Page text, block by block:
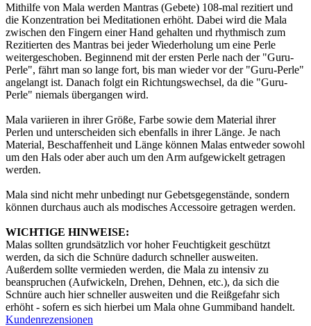
Mithilfe von Mala werden Mantras (Gebete) 108-mal rezitiert und
die Konzentration bei Meditationen erhöht. Dabei wird die Mala
zwischen den Fingern einer Hand gehalten und rhythmisch zum
Rezitierten des Mantras bei jeder Wiederholung um eine Perle
weitergeschoben. Beginnend mit der ersten Perle nach der "Guru-
Perle", fährt man so lange fort, bis man wieder vor der "Guru-Perle"
angelangt ist. Danach folgt ein Richtungswechsel, da die "Guru-
Perle" niemals übergangen wird.
Mala variieren in ihrer Größe, Farbe sowie dem Material ihrer
Perlen und unterscheiden sich ebenfalls in ihrer Länge. Je nach
Material, Beschaffenheit und Länge können Malas entweder sowohl
um den Hals oder aber auch um den Arm aufgewickelt getragen
werden.
Mala sind nicht mehr unbedingt nur Gebetsgegenstände, sondern
können durchaus auch als modisches Accessoire getragen werden.
WICHTIGE HINWEISE:
Malas sollten grundsätzlich vor hoher Feuchtigkeit geschützt
werden, da sich die Schnüre dadurch schneller ausweiten.
Außerdem sollte vermieden werden, die Mala zu intensiv zu
beanspruchen (Aufwickeln, Drehen, Dehnen, etc.), da sich die
Schnüre auch hier schneller ausweiten und die Reißgefahr sich
erhöht - sofern es sich hierbei um Mala ohne Gummiband handelt.
Kundenrezensionen